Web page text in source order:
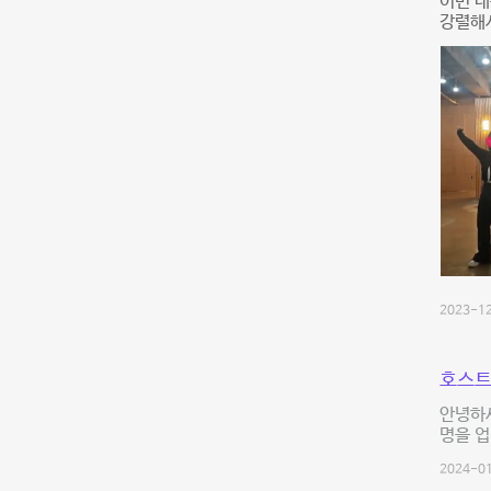
강렬해
2023-
호스
안녕하
명을
2024-